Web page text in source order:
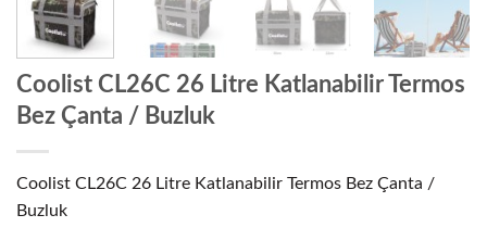
Coolist CL26C 26 Litre Katlanabilir Termos
Bez Çanta / Buzluk
Coolist CL26C 26 Litre Katlanabilir Termos Bez Çanta /
Buzluk